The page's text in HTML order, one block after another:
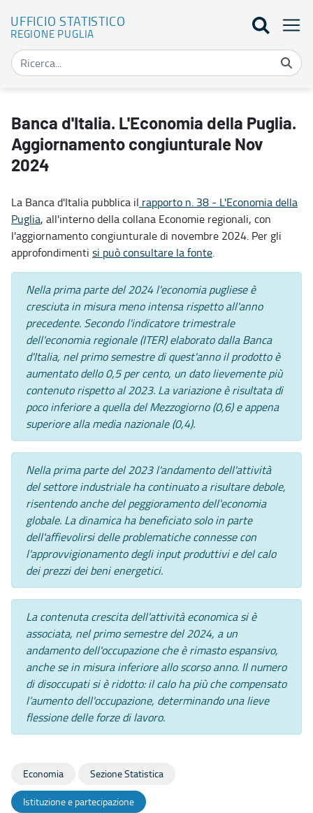
UFFICIO STATISTICO
REGIONE PUGLIA
Banca d'Italia. L'Economia della Puglia.
Aggiornamento congiunturale Nov
2024
La Banca d'Italia pubblica il rapporto n. 38 - L'Economia della
Puglia, all'interno della collana Economie regionali, con
l'aggiornamento congiunturale di novembre 2024. Per gli
approfondimenti si può consultare la fonte.
Nella prima parte del 2024 l'economia pugliese è
cresciuta in misura meno intensa rispetto all'anno
precedente. Secondo l'indicatore trimestrale
dell'economia regionale (ITER) elaborato dalla Banca
d'Italia, nel primo semestre di quest'anno il prodotto è
aumentato dello 0,5 per cento, un dato lievemente più
contenuto rispetto al 2023. La variazione è risultata di
poco inferiore a quella del Mezzogiorno (0,6) e appena
superiore alla media nazionale (0,4).
Nella prima parte del 2023 l'andamento dell'attività
del settore industriale ha continuato a risultare debole,
risentendo anche del peggioramento dell'economia
globale. La dinamica ha beneficiato solo in parte
dell'affievolirsi delle problematiche connesse con
l'approvvigionamento degli input produttivi e del calo
dei prezzi dei beni energetici.
La contenuta crescita dell'attività economica si è
associata, nel primo semestre del 2024, a un
andamento dell'occupazione che è rimasto espansivo,
anche se in misura inferiore allo scorso anno. Il numero
di disoccupati si è ridotto: il calo ha più che compensato
l’aumento dell'occupazione, determinando una lieve
flessione delle forze di lavoro.
Economia Sezione Statistica
Istituzione e partecipazione